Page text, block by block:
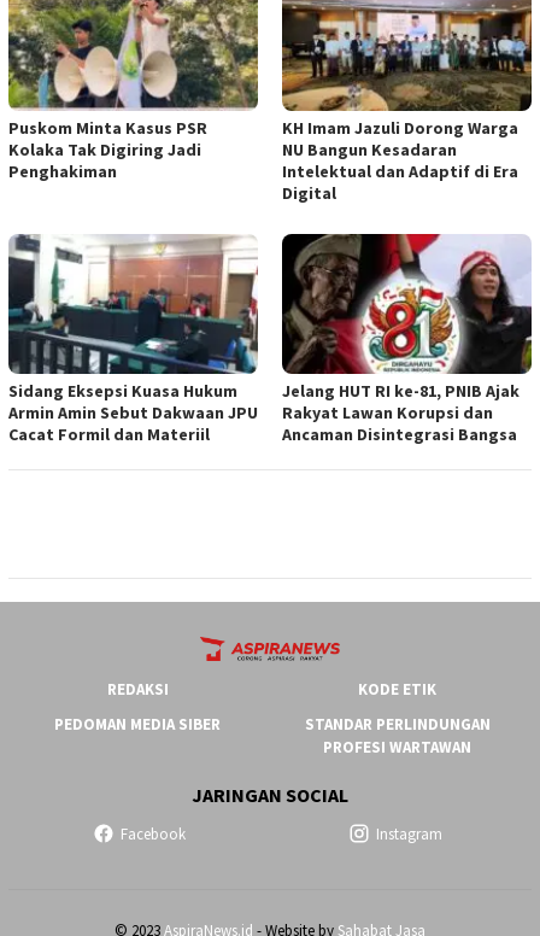
‎Puskom Minta Kasus PSR
Kolaka Tak Digiring Jadi
Penghakiman
KH Imam Jazuli Dorong Warga
NU Bangun Kesadaran
Intelektual dan Adaptif di Era
Digital
‎Sidang Eksepsi Kuasa Hukum
Armin Amin Sebut Dakwaan JPU
Cacat Formil dan Materiil
Jelang HUT RI ke-81, PNIB Ajak
Rakyat Lawan Korupsi dan
Ancaman Disintegrasi Bangsa
REDAKSI
KODE ETIK
PEDOMAN MEDIA SIBER
STANDAR PERLINDUNGAN
PROFESI WARTAWAN
JARINGAN SOCIAL
Facebook Instagram
© 2023AspiraNews.id - Website by Sahabat Jasa